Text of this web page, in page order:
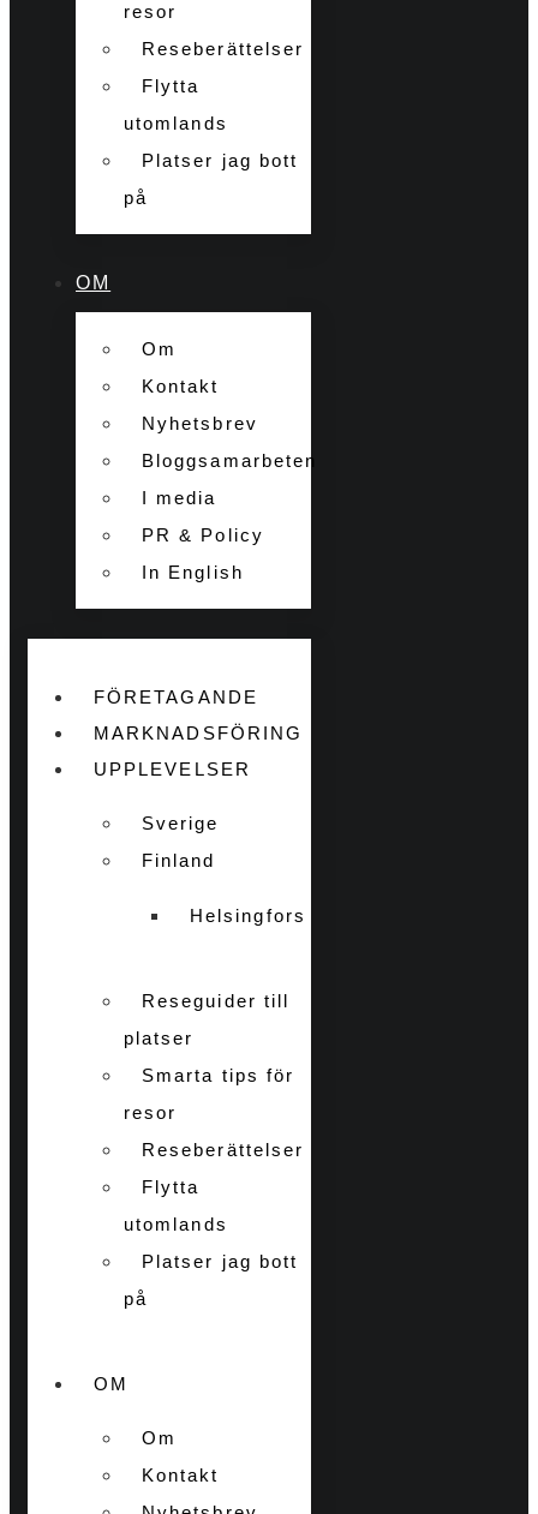
resor
Reseberättelser
Flytta
utomlands
Platser jag bott
på
OM
Om
Kontakt
Nyhetsbrev
Bloggsamarbeten
I media
PR & Policy
In English
FÖRETAGANDE
MARKNADSFÖRING
UPPLEVELSER
Sverige
Finland
Helsingfors
Reseguider till
platser
Smarta tips för
resor
Reseberättelser
Flytta
utomlands
Platser jag bott
på
OM
Om
Kontakt